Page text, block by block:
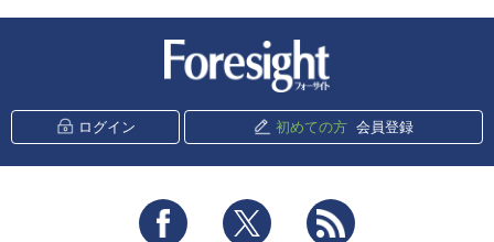
ログイン 初めての方 会員登録
Facebook Twitter